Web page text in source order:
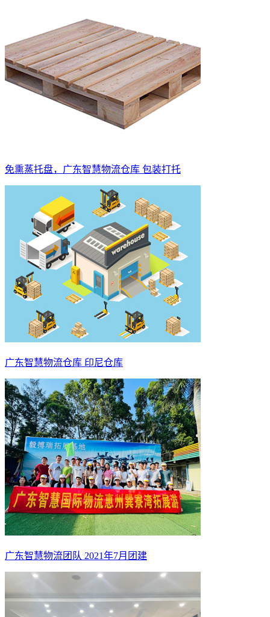
免熏蒸托盘，广东智慧物流仓库 包装打托
广东智慧物流仓库 印尼仓库
广东智慧物流团队 2021年7月团建